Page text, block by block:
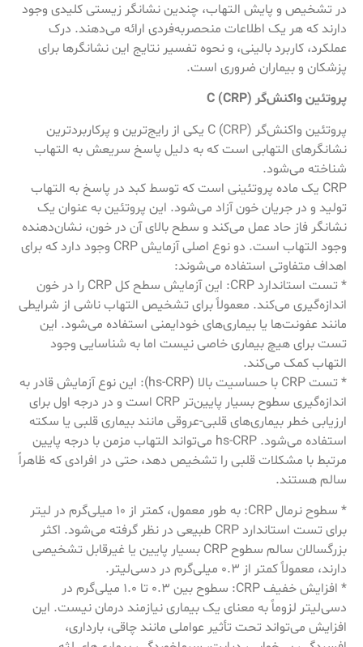
در تشخیص و پایش التهاب، چندین نشانگر زیستی کلیدی وجود
دارند که هر یک اطلاعات منحصربه‌فردی ارائه می‌دهند. درک
عملکرد، کاربرد بالینی، و نحوه تفسیر نتایج این نشانگرها برای
پزشکان و بیماران ضروری است.
پروتئین واکنش‌گر C (CRP)
پروتئین واکنش‌گر C (CRP) یکی از رایج‌ترین و پرکاربردترین
نشانگرهای التهابی است که به دلیل پاسخ سریعش به التهاب
شناخته می‌شود.
CRP یک ماده پروتئینی است که توسط کبد در پاسخ به التهاب
تولید و در جریان خون آزاد می‌شود. این پروتئین به عنوان یک
نشانگر فاز حاد عمل می‌کند و سطح بالای آن در خون، نشان‌دهنده
وجود التهاب است. دو نوع اصلی آزمایش CRP وجود دارد که برای
اهداف متفاوتی استفاده می‌شوند:
* تست استاندارد CRP: این آزمایش سطح کل CRP را در خون
اندازه‌گیری می‌کند. معمولاً برای تشخیص التهاب ناشی از شرایطی
مانند عفونت‌ها یا بیماری‌های خودایمنی استفاده می‌شود. این
تست برای هیچ بیماری خاصی نیست اما به شناسایی وجود
التهاب کمک می‌کند.
* تست CRP با حساسیت بالا (hs-CRP): این نوع آزمایش قادر به
اندازه‌گیری سطوح بسیار پایین‌تر CRP است و در درجه اول برای
ارزیابی خطر بیماری‌های قلبی-عروقی مانند بیماری قلبی یا سکته
استفاده می‌شود. hs-CRP می‌تواند التهاب مزمن با درجه پایین
مرتبط با مشکلات قلبی را تشخیص دهد، حتی در افرادی که ظاهراً
سالم هستند.
* سطوح نرمال CRP: به طور معمول، کمتر از 10 میلی‌گرم در لیتر
برای تست استاندارد CRP طبیعی در نظر گرفته می‌شود. اکثر
بزرگسالان سالم سطوح CRP بسیار پایین یا غیرقابل تشخیصی
دارند، معمولاً کمتر از 0.3 میلی‌گرم در دسی‌لیتر.
* افزایش خفیف CRP: سطوح بین 0.3 تا 1.0 میلی‌گرم در
دسی‌لیتر لزوماً به معنای یک بیماری نیازمند درمان نیست. این
افزایش می‌تواند تحت تأثیر عواملی مانند چاقی، بارداری،